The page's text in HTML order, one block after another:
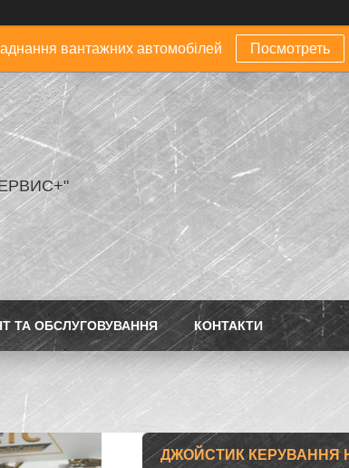
вантажних автомобілей Посмотреть
ТА ОБСЛУГОВУВАННЯ КОНТАКТИ
ДЖОЙСТИК КЕРУВАННЯ